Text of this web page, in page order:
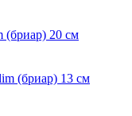
20 см
(бриар) 13 см